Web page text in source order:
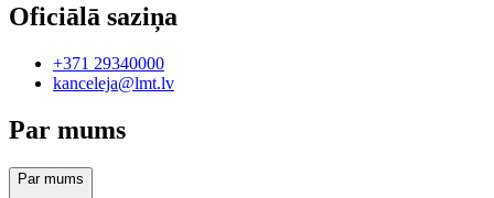
Oficiālā saziņa
+371 29340000
kanceleja@lmt.lv
Par mums
Par mums